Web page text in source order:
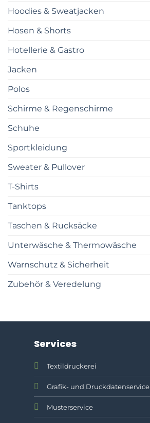
Hoodies & Sweatjacken
Hosen & Shorts
Hotellerie & Gastro
Jacken
Polos
Schirme & Regenschirme
Schuhe
Sportkleidung
Sweater & Pullover
T-Shirts
Tanktops
Taschen & Rucksäcke
Unterwäsche & Thermowäsche
Warnschutz & Sicherheit
Zubehör & Veredelung
Services
Textildruckerei
Grafik- und Druckdatenservice
Musterservice